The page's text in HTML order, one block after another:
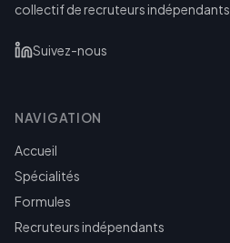
collectif de recruteurs indépendants.
Suivez-nous
NAVIGATION
Accueil
Spécialités
Formules
Recruteurs indépendants